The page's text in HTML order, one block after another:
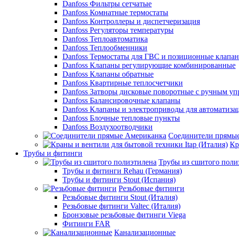
Danfoss Фильтры сетчатые
Danfoss Комнатные термостаты
Danfoss Контроллеры и диспетчеризация
Danfoss Регуляторы температуры
Danfoss Теплоавтоматика
Danfoss Теплообменники
Danfoss Термостаты для ГВС и позиционные
Danfoss Клапаны регулирующие комбинированные
Danfoss Клапаны обратные
Danfoss Квартирные теплосчетчики
Danfoss Затворы дисковые поворотные с ручным
Danfoss Балансировочные клапаны
Danfoss Клапаны и электроприводы для
Danfoss Блочные тепловые пункты
Danfoss Воздухоотводчики
Соединители
Трубы и фитинги
Трубы из сшитого
Трубы и фитинги Rehau (Германия)
Трубы и фитинги Stout (Испания)
Резьбовые фитинги
Резьбовые фитинги Stout (Италия)
Резьбовые фитинги Valtec (Италия)
Бронзовые резьбовые фитинги Viega
Фитинги FAR
Канализационные